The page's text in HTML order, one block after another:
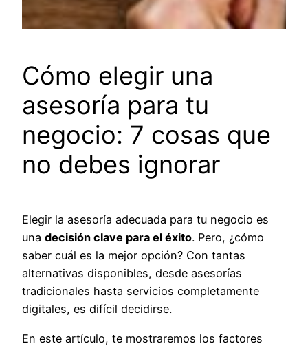
Cómo elegir una
asesoría para tu
negocio: 7 cosas que
no debes ignorar
Elegir la asesoría adecuada para tu negocio es
una decisión clave para el éxito. Pero, ¿cómo
saber cuál es la mejor opción? Con tantas
alternativas disponibles, desde asesorías
tradicionales hasta servicios completamente
digitales, es difícil decidirse.
En este artículo, te mostraremos los factores